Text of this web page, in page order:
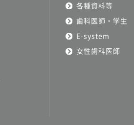
各種資料等
歯科医師・学生
E-system
女性歯科医師